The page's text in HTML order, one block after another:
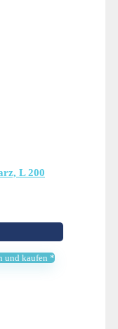
L 200
und kaufen *